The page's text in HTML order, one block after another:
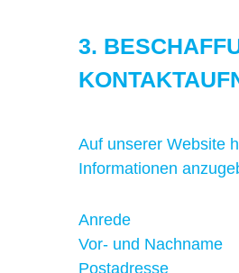
3.
Auf unserer Website
Informationen
Anrede
Vor- und Nachname
Postadresse